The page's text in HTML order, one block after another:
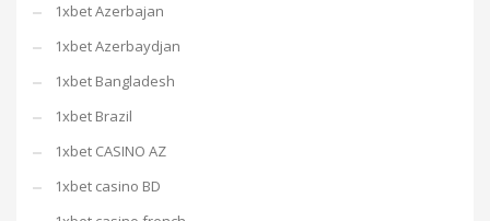
1xbet Azerbajan
1xbet Azerbaydjan
1xbet Bangladesh
1xbet Brazil
1xbet CASINO AZ
1xbet casino BD